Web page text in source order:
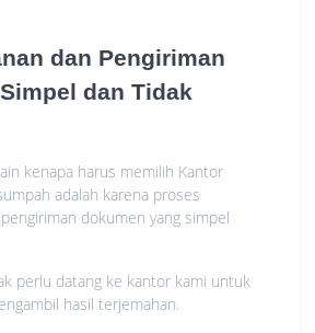
dan Pengiriman
dan Tidak
kenapa harus memilih Kantor
adalah karena proses
dokumen yang simpel
perlu datang ke kantor kami untuk
hasil terjemahan.